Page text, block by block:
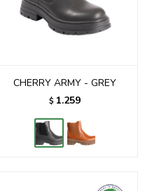
CHERRY ARMY - GREY
$ 1.259